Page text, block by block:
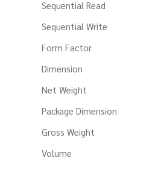
Sequential Read
Sequential Write
Form Factor
Dimension
Net Weight
Package Dimension
Gross Weight
Volume